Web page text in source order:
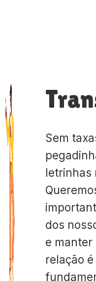
Sem
letrinhas
dos
e manter
relação é